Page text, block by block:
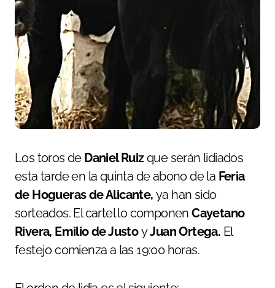
Los toros de Daniel Ruizque serán lidiados
esta tarde en la quinta de abono de la Feria
de Hogueras de Alicante, ya han sido
sorteados. El cartel lo componenCayetano
Rivera, Emilio de JustoyJuan Ortega. El
festejo comienza a las 19:00 horas.